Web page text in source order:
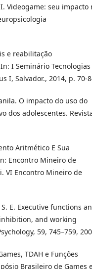
I. Videogame: seu impacto
e reabilitação
I Seminário Tecnologias
I, Salvador., 2014, p. 70-
O impacto do uso do
dos adolescentes.
Aritmético E Sua
Encontro Mineiro de
VI Encontro Mineiro de
S. E. Executive functions
and working
59, 745–759,
TDAH e Funções
Brasileiro de Games